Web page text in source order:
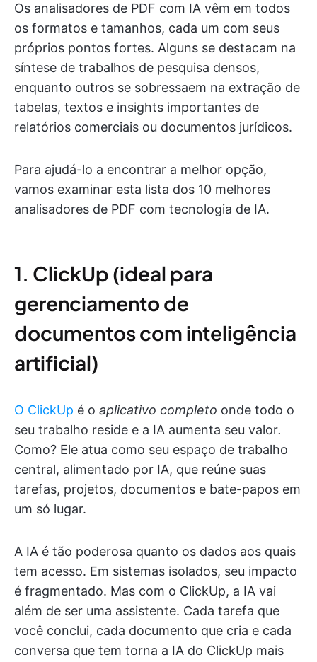
Os analisadores de PDF com IA vêm em todos
os formatos e tamanhos, cada um com seus
próprios pontos fortes. Alguns se destacam na
síntese de trabalhos de pesquisa densos,
enquanto outros se sobressaem na extração de
tabelas, textos e insights importantes de
relatórios comerciais ou documentos jurídicos.
Para ajudá-lo a encontrar a melhor opção,
vamos examinar esta lista dos 10 melhores
analisadores de PDF com tecnologia de IA.
1. ClickUp (ideal para
gerenciamento de
documentos com inteligência
artificial)
O ClickUp é o aplicativo completo onde todo o
seu trabalho reside e a IA aumenta seu valor.
Como? Ele atua como seu espaço de trabalho
central, alimentado por IA, que reúne suas
tarefas, projetos, documentos e bate-papos em
um só lugar.
A IA é tão poderosa quanto os dados aos quais
tem acesso. Em sistemas isolados, seu impacto
é fragmentado. Mas com o ClickUp, a IA vai
além de ser uma assistente. Cada tarefa que
você conclui, cada documento que cria e cada
conversa que tem torna a IA do ClickUp mais